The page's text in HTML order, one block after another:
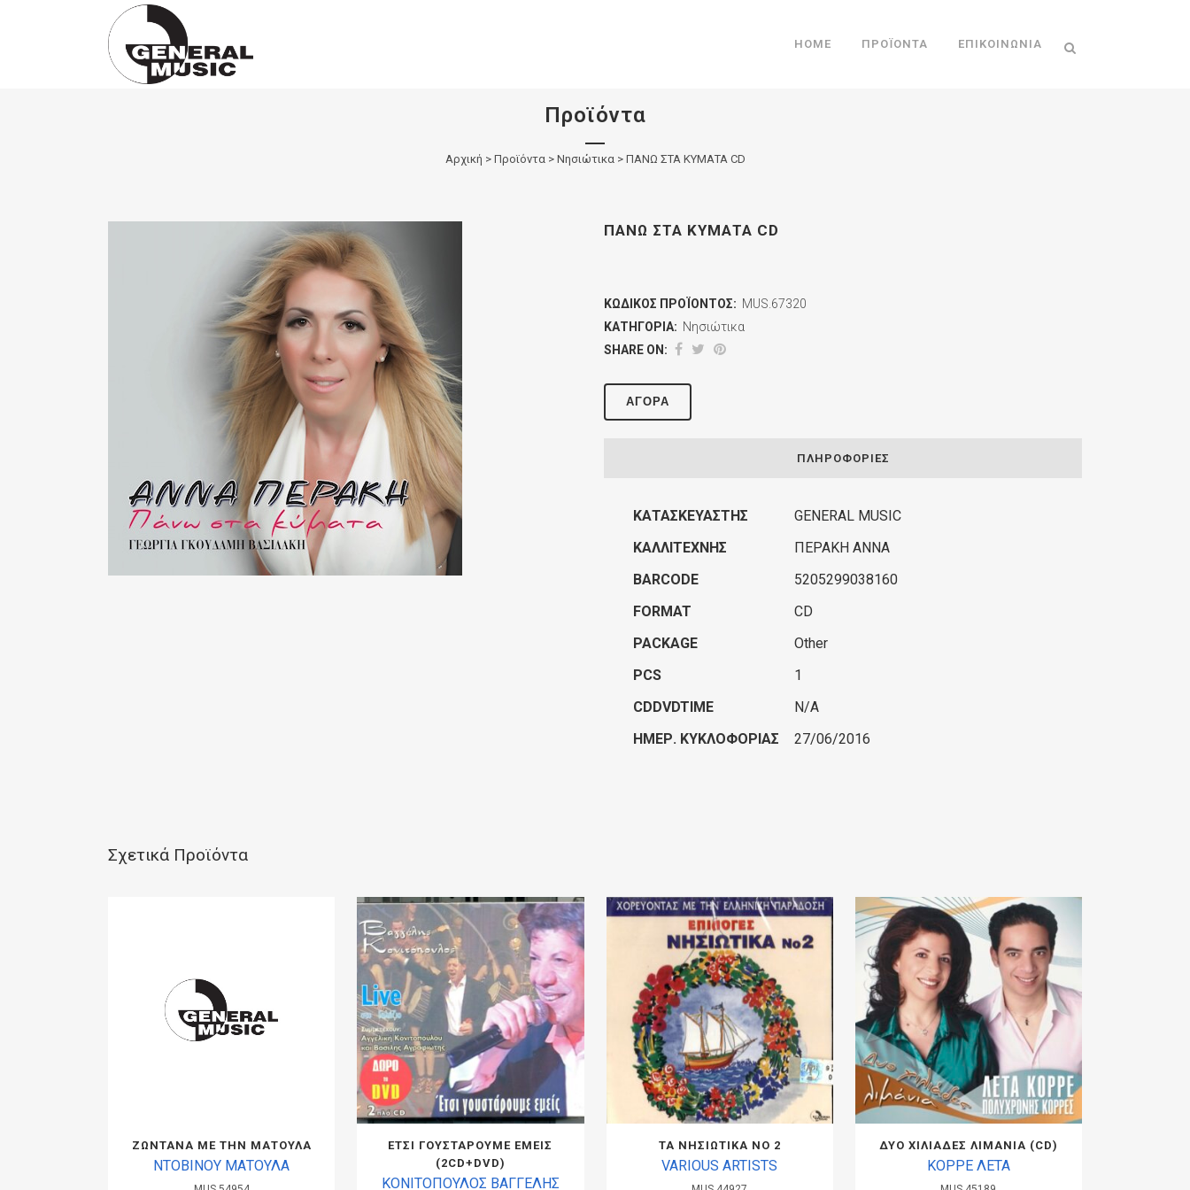
Products
HOME ΠΡΟΪΌΝΤΑ ΕΠΙΚΟΙΝΩΝΊΑ
Προϊόντα
Αρχική > Προϊόντα> Νησιώτικα> ΠΑΝΩ ΣΤΑ ΚΥΜΑΤΑ CD
ΠΑΝΩ ΣΤΑ ΚΥΜΑΤΑ CD
ΚΩΔΙΚΌΣ ΠΡΟΪΌΝΤΟΣ: MUS.67320
ΚΑΤΗΓΟΡΊΑ: Νησιώτικα
SHARE ON:
ΑΓΟΡΆ
ΠΛΗΡΟΦΟΡΊΕΣ
ΚΑΤΑΣΚΕΥΑΣΤΉΣ
GENERAL MUSIC
ΚΑΛΛΙΤΈΧΝΗΣ
ΠΕΡΑΚΗ ΑΝΝΑ
BARCODE
5205299038160
FORMAT
CD
PACKAGE
Other
PCS
1
CDDVDTIME
N/A
ΗΜΕΡ. ΚΥΚΛΟΦΟΡΊΑΣ
27/06/2016
Σχετικά Προϊόντα
ΖΩΝΤΑΝΑ ΜΕ ΤΗΝ ΜΑΤΟΥΛΑ
ΝΤΟΒΙΝΟΥ ΜΑΤΟΥΛΑ
ΕΤΣΙ ΓΟΥΣΤΑΡΟΥΜΕ ΕΜΕΙΣ
(2CD+DVD)
ΚΟΝΙΤΟΠΟΥΛΟΣ ΒΑΓΓΕΛΗΣ
ΤΑ ΝΗΣΙΩΤΙΚΑ ΝΟ 2
VARIOUS ARTISTS
ΔΥΟ ΧΙΛΙΑΔΕΣ ΛΙΜΑΝΙΑ (CD)
ΚΟΡΡΕ ΛΕΤΑ